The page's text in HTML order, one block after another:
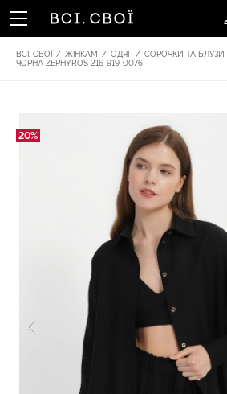
ВСІ. СВОЇ / ЖІНКАМ / ОДЯГ / СОРОЧКИ ТА БЛУЗИ
ЧОРНА ZEPHYROS 216-919-0076
20%